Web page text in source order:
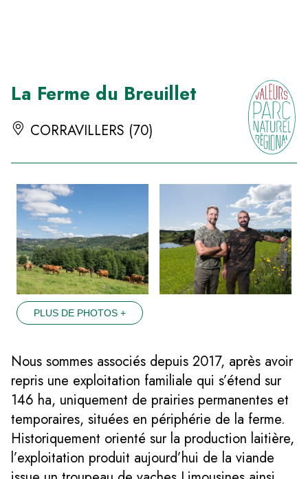
La Ferme du Breuillet
CORRAVILLERS (70)
PLUS DE PHOTOS +
Nous sommes associés depuis 2017, après avoir
repris une exploitation familiale qui s’étend sur
146 ha, uniquement de prairies permanentes et
temporaires, situées en périphérie de la ferme.
Historiquement orienté sur la production laitière,
l’exploitation produit aujourd’hui de la viande